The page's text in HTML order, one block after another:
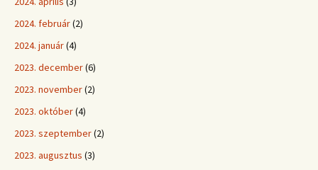
2024. február(2)
2024. január(4)
2023. december(6)
2023. november(2)
2023. október(4)
2023. szeptember(2)
2023. augusztus (3)